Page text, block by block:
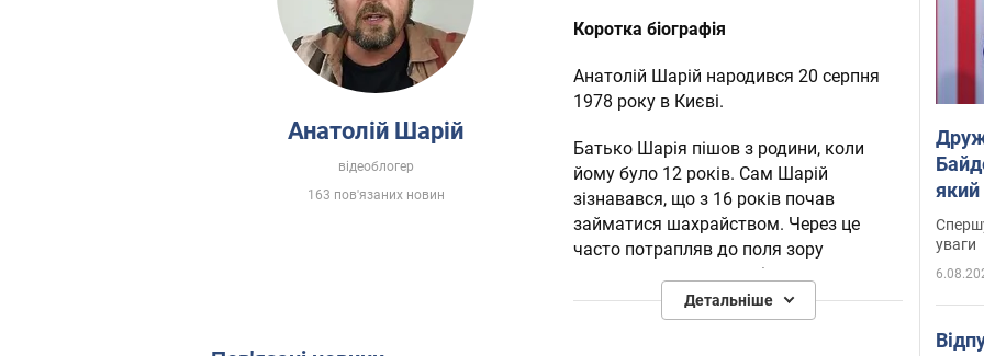
Анатолій Шарій
відеоблогер
163 пов'язаних новин
Коротка біографія
Анатолій Шарій народився 20 серпня
1978 року в Києві.
Батько Шарія пішов з родини, коли
йому було 12 років. Сам Шарій
зізнавався, що з 16 років почав
займатися шахрайством. Через це
часто потрапляв до поля зору
правоохоронних органів.
З 17 і принаймні до 29 років Шарій був
Детальніше
який
уваги